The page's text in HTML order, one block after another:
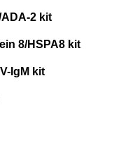
2 kit
8/HSPA8 kit
IgM kit